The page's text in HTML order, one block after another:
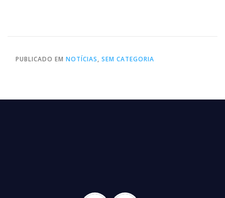
PUBLICADO EM NOTÍCIAS, SEM CATEGORIA